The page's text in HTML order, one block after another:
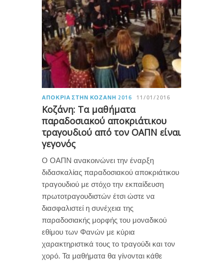
ΑΠΟΚΡΙΆ ΣΤΗΝ ΚΟΖΆΝΗ 2016 11/01/2016
Κοζάνη: Τα μαθήματα
παραδοσιακού αποκριάτικου
τραγουδιού από τον ΟΑΠΝ είναι
γεγονός
Ο ΟΑΠΝ ανακοινώνει την έναρξη
διδασκαλίας παραδοσιακού αποκριάτικου
τραγουδιού με στόχο την εκπαίδευση
πρωτοτραγουδιστών έτσι ώστε να
διασφαλιστεί η συνέχεια της
παραδοσιακής μορφής του μοναδικού
εθίμου των Φανών με κύρια
χαρακτηριστικά τους το τραγούδι και τον
χορό. Τα μαθήματα θα γίνονται κάθε